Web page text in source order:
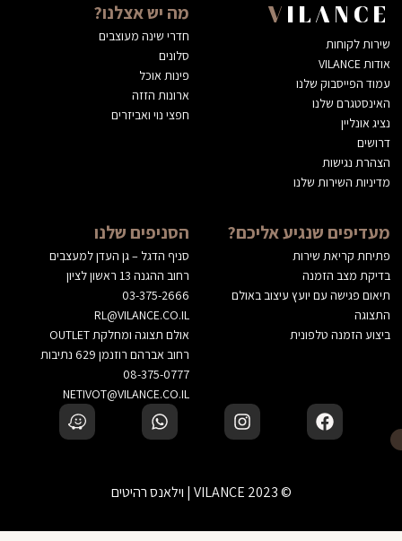
VILANCE
שירות לקוחות
אודות VILANCE
עמוד הפייסבוק שלנו
האינסטגרם שלנו
נציג אונליין
דרושים
הצהרת נגישות
מדיניות השירות שלנו
מה יש אצלנו?
חדרי שינה מעוצבים
סלונים
פינות אוכל
ארונות הזזה
חפצי נוי ואביזרים
מעדיפים שנגיע אליכם?
פתיחת קריאת שירות
בדיקת מצב הזמנה
תיאום פגישה עם יועץ עיצוב באולם
התצוגה
ביצוע הזמנה טלפונית
הסניפים שלנו
סניף הדגל – גן העדן למעצבים
רחוב ההגנה 13 ראשון לציון
03-375-2666
RL@VILANCE.CO.IL
אולם תצוגה ומחלקת OUTLET
רחוב אברהם רוזנמן 629 נתיבות
08-375-0777
NETIVOT@VILANCE.CO.IL
© 2023 VILANCE | וילאנס רהיטים